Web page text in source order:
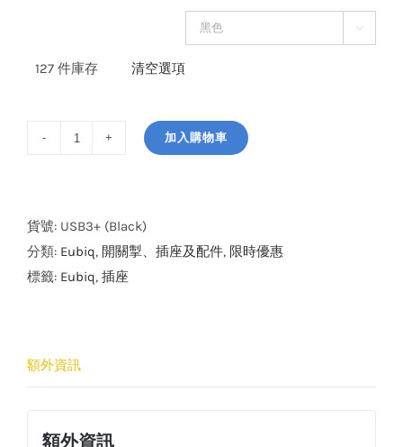

127 件庫存 清空選項
3.4A
USB
Charger
數
加入購物車
貨號: USB3+ (Black)
分類: Eubiq, 開關掣、插座及配件, 限時優惠
標籤: Eubiq, 插座
額外資訊
額外資訊